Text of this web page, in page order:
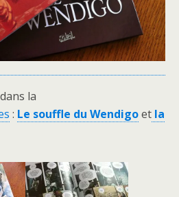
la
: Le souffle du Wendigoet la